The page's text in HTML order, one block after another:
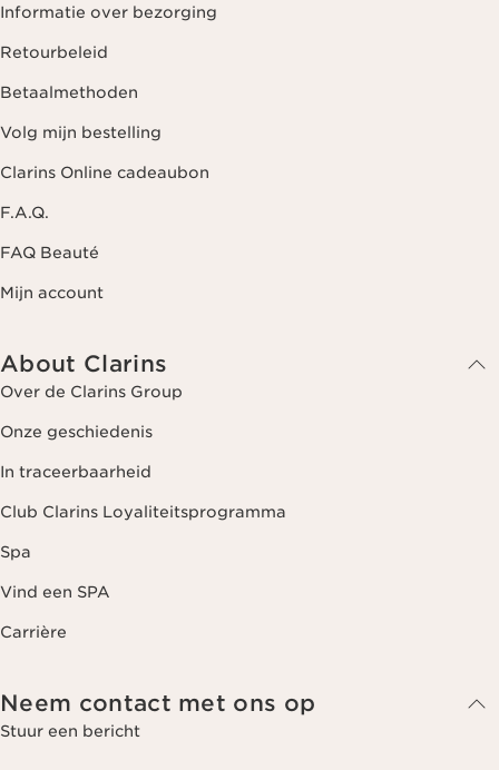
Informatie over bezorging
Retourbeleid
Betaalmethoden
Volg mijn bestelling
Clarins Online cadeaubon
F.A.Q.
FAQ Beauté
Mijn account
About Clarins
Over de Clarins Group
Onze geschiedenis
In traceerbaarheid
Club Clarins Loyaliteitsprogramma
Spa
Vind een SPA
Carrière
Neem contact met ons op
Stuur een bericht